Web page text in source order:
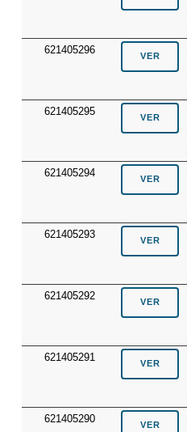
621405296
621405295
621405294
621405293
621405292
621405291
621405290